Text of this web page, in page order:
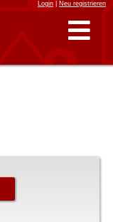
Login| Neu registrieren